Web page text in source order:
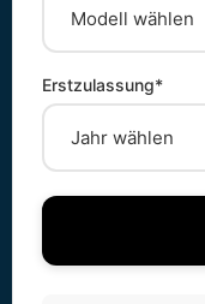
Erstzulassung*